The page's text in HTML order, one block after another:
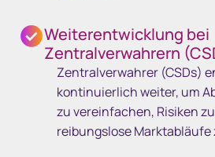
Weiterentwicklung bei
Zentralverwahrern
Zentralverwahrer (CSDs)
kontinuierlich weiter, um
zu vereinfachen, Risiken
reibungslose